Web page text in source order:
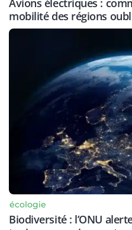
Avions électriques :
mobilité des régions
écologie
Biodiversité : l’ONU